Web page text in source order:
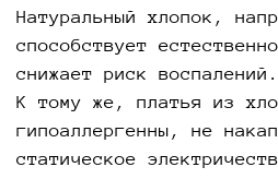
Натуральный хлопок,
способствует
снижает риск воспалений.
К тому же, платья из
гипоаллергенны, не
статическое